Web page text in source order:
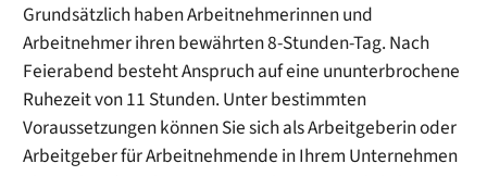
Grundsätzlich haben Arbeitnehmerinnen und
Arbeitnehmer ihren bewährten 8-Stunden-Tag. Nach
Feierabend besteht Anspruch auf eine ununterbrochene
Ruhezeit von 11 Stunden. Unter bestimmten
Voraussetzungen können Sie sich als Arbeitgeberin oder
Arbeitgeber für Arbeitnehmende in Ihrem Unternehmen